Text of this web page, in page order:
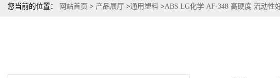
您当前的位置： 网站首页 > 产品展厅 >通用塑料 >ABS LG化学 AF-348 高硬度 流动性